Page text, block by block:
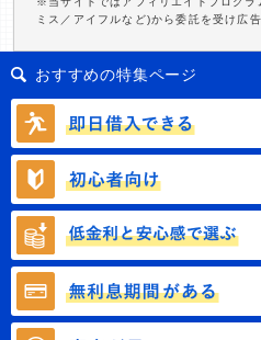
ミス／アイフルなど)から委託を受け広
おすすめの特集ページ